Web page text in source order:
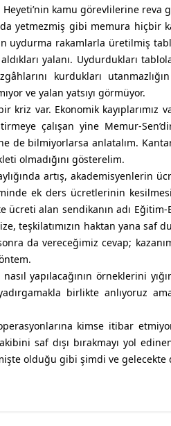
kamu görevlilerine reva
yetmezmiş gibi memura hiçbir
rakamlarla üretilmiş
yalanı. Uydurdukları
kurdukları
ve yalan yatsıyı görmüyor.
var. Ekonomik kayıplarımız
çalışan yine Memur-
bilmiyorlarsa anlatalım.
olmadığını gösterelim.
artış, akademisyenlerin
ek ders ücretlerinin
alan sendikanın adı
teşkilatımızın haktan yana saf
da vereceğimiz cevap;
nasıl yapılacağının örneklerini
birlikte anlıyoruz
kimse itibar
saf dışı bırakmayı yol
olduğu gibi şimdi ve gelecekte